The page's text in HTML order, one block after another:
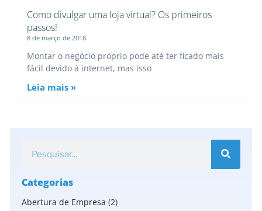
Como divulgar uma loja virtual? Os primeiros
passos!
8 de março de 2018
Montar o negócio próprio pode até ter ficado mais
fácil devido à internet, mas isso
Leia mais »
Categorias
Abertura de Empresa (2)